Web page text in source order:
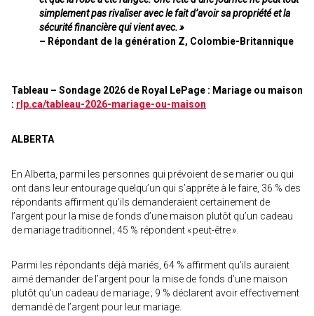
simplement pas rivaliser avec le fait d’avoir sa propriété et la
sécurité financière qui vient avec. »
– Répondant de la génération Z, Colombie-Britannique
Tableau – Sondage 2026 de Royal LePage : Mariage ou maison
: rlp.ca/tableau-2026-mariage-ou-maison
ALBERTA
En Alberta, parmi les personnes qui prévoient de se marier ou qui
ont dans leur entourage quelqu’un qui s’apprête à le faire, 36 % des
répondants affirment qu’ils demanderaient certainement de
l’argent pour la mise de fonds d’une maison plutôt qu’un cadeau
de mariage traditionnel ; 45 % répondent « peut-être ».
Parmi les répondants déjà mariés, 64 % affirment qu’ils auraient
aimé demander de l’argent pour la mise de fonds d’une maison
plutôt qu’un cadeau de mariage ; 9 % déclarent avoir effectivement
demandé de l’argent pour leur mariage.